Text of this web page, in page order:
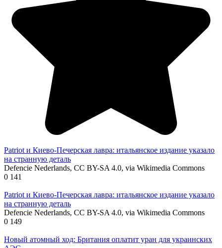
Patriot и Киево-Печерская лавра: итальянское издание указало
на странную деталь
Defencie Nederlands, CC BY-SA 4.0, via Wikimedia Commons
0 141
Patriot и Киево-Печерская лавра: итальянское издание указало
на странную деталь
Defencie Nederlands, CC BY-SA 4.0, via Wikimedia Commons
0 149
Новый атомный ход: Британия оплатит уран для украинских